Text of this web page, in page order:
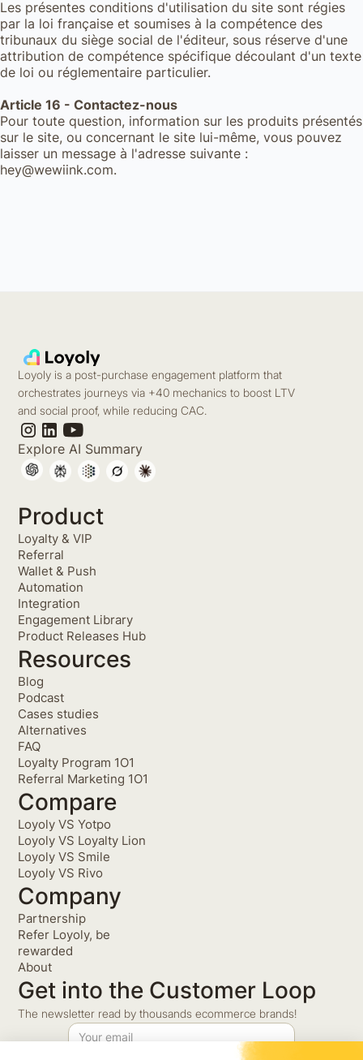
Les présentes conditions d'utilisation du site sont régies
par la loi française et soumises à la compétence des
tribunaux du siège social de l'éditeur, sous réserve d'une
attribution de compétence spécifique découlant d'un texte
de loi ou réglementaire particulier.
Article 16 - Contactez-nous
Pour toute question, information sur les produits présentés
sur le site, ou concernant le site lui-même, vous pouvez
laisser un message à l'adresse suivante :
hey@wewiink.com.
Loyoly is a post-purchase engagement platform that
orchestrates journeys via +40 mechanics to boost LTV
and social proof, while reducing CAC.
Explore AI Summary
Product
Loyalty & VIP
Referral
Wallet & Push
Automation
Integration
Engagement Library
Product Releases Hub
Resources
Blog
Podcast
Cases studies
Alternatives
FAQ
Loyalty Program 1O1
Referral Marketing 1O1
Compare
Loyoly VS Yotpo
Loyoly VS Loyalty Lion
Loyoly VS Smile
Loyoly VS Rivo
Company
Partnership
Refer Loyoly, be
rewarded
About
Get into the Customer Loop
The newsletter read by thousands ecommerce brands!